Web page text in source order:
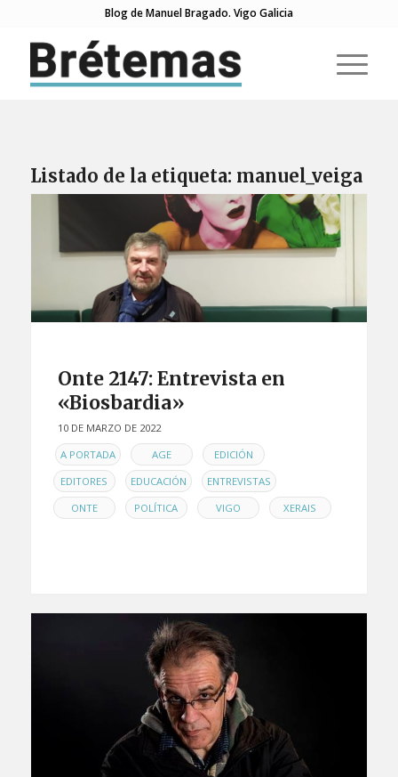
Blog de Manuel Bragado. Vigo Galicia
Listado de la etiqueta: manuel_veiga
Onte 2147: Entrevista en
«Biosbardia»
10 DE MARZO DE 2022
ENA PORTADA , AGE , EDICIÓN ,
EDITORES , EDUCACIÓN , ENTREVISTAS ,
ONTE , POLÍTICA , VIGO , XERAIS